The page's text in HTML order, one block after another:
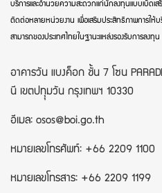
บริการและอำนวยความสะดวกแก่นักลงทุนแบบเบ็ดเ
ติดต่อหลายหน่วยงาน เพื่อเสริมประสิทธิภาพการให้
สามารถของประเทศไทยในฐานะแหล่งรองรับการลงทุน
อาคารวัน แบงค็อก ชั้น 7 โซน
นี เขตปทุุมวัน กรุงเทพฯ 10330
อีเมล: osos@boi.go.th
หมายเลขโทรศัพท์: +66 2209 1100
หมายเลขโทรสาร: +66 2209 1199